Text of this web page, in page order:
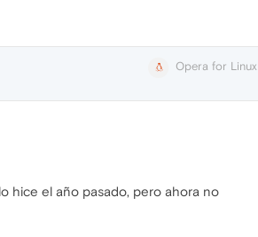
Opera for Linux
hice el año pasado, pero ahora no